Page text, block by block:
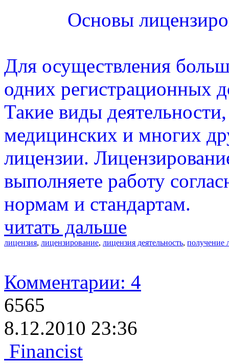
Основы
Для осуществления
одних регистрационных
Такие виды
медицинских и многих
лицензии.
выполняете работу
нормам и стандартам.
читать дальше
лицензия, лицензирование, лицензия деятельность, получение
Комментарии: 4
6565
8.12.2010 23:36
Financist